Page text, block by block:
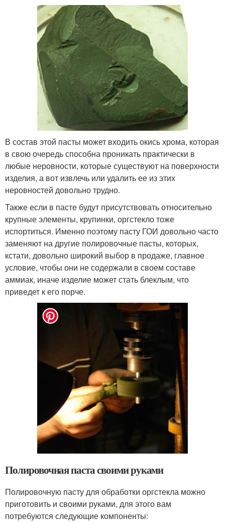
В состав этой пасты может входить окись хрома, которая
в свою очередь способна проникать практически в
любые неровности, которые существуют на поверхности
изделия, а вот извлечь или удалить ее из этих
неровностей довольно трудно.
Также если в пасте будут присутствовать относительно
крупные элементы, крупинки, оргстекло тоже
испортиться. Именно поэтому пасту ГОИ довольно часто
заменяют на другие полировочные пасты, которых,
кстати, довольно широкий выбор в продаже, главное
условие, чтобы они не содержали в своем составе
аммиак, иначе изделие может стать блеклым, что
приведет к его порче.
Полировочная паста своими руками
Полировочную пасту для обработки оргстекла можно
приготовить и своими руками, для этого вам
потребуются следующие компоненты: